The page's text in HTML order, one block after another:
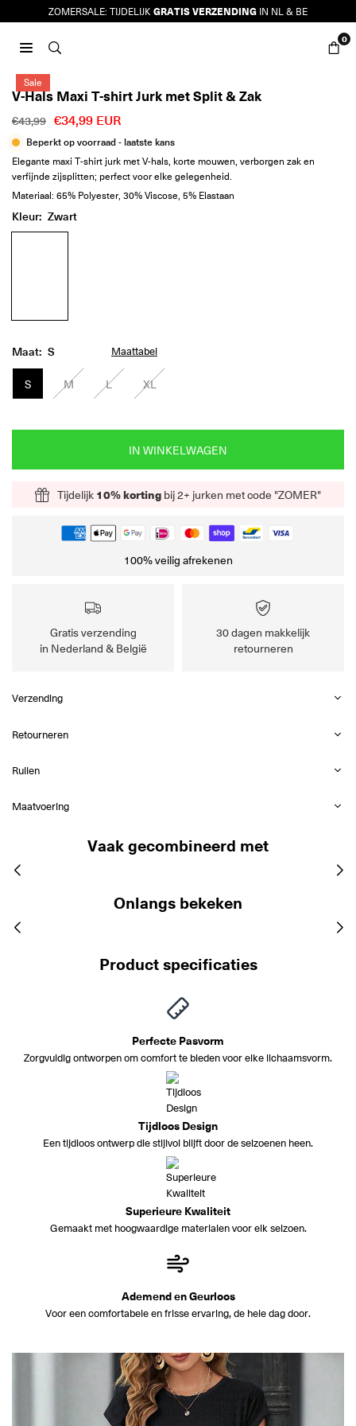
naar
inhoud
ZOMERSALE: TIJDELIJKGRATIS VERZENDING IN NL & BE
0
Sale
V-Hals Maxi T-shirt Jurk met Split & Zak
Reguliere
prijs
€43,99 €34,99 EUR
Beperkt op voorraad - laatste kans
Elegante maxi T-shirt jurk met V-hals, korte mouwen, verborgen zak en
verfijnde zijsplitten; perfect voor elke gelegenheid.
Materiaal: 65% Polyester, 30% Viscose, 5% Elastaan
Kleur: Zwart
Maat: S Maattabel
S M L XL
IN WINKELWAGEN
Tijdelijk 10% korting bij 2+ jurken met code "ZOMER"
100% veilig afrekenen
Gratis verzending
in Nederland & België
30 dagen makkelijk
retourneren
Verzending
Retourneren
Ruilen
Maatvoering
Vaak gecombineerd met
Onlangs bekeken
Product specificaties
Perfecte Pasvorm
Zorgvuldig ontworpen om comfort te bieden voor elke lichaamsvorm.
Tijdloos Design
Een tijdloos ontwerp die stijlvol blijft door de seizoenen heen.
Superieure Kwaliteit
Gemaakt met hoogwaardige materialen voor elk seizoen.
Ademend en Geurloos
Voor een comfortabele en frisse ervaring, de hele dag door.